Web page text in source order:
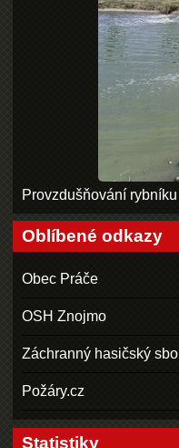
Provzdušňování
Oblíbené odkazy
Obec Práče
OSH Znojmo
Záchranný hasičský
Požáry.cz
Statistiky